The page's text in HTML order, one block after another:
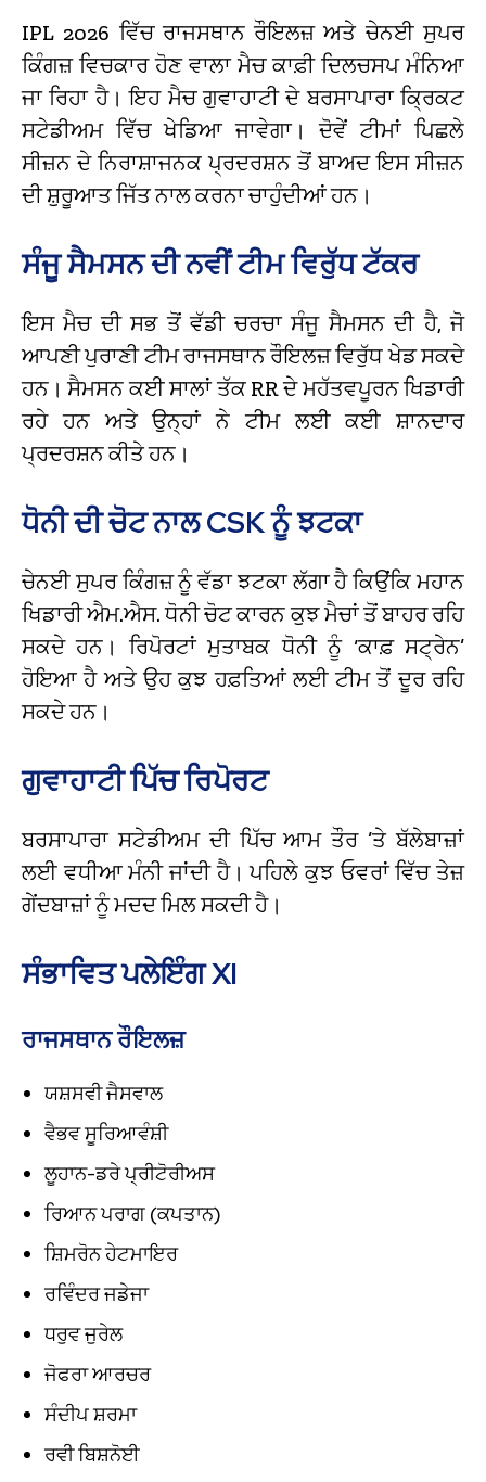
IPL 2026 ਵਿੱਚ ਰਾਜਸਥਾਨ ਰੌਇਲਜ਼ ਅਤੇ ਚੇਨਈ ਸੁਪਰ
ਕਿੰਗਜ਼ ਵਿਚਕਾਰ ਹੋਣ ਵਾਲਾ ਮੈਚ ਕਾਫ਼ੀ ਦਿਲਚਸਪ ਮੰਨਿਆ
ਜਾ ਰਿਹਾ ਹੈ। ਇਹ ਮੈਚ ਗੁਵਾਹਾਟੀ ਦੇ ਬਰਸਾਪਾਰਾ ਕ੍ਰਿਕਟ
ਸਟੇਡੀਅਮ ਵਿੱਚ ਖੇਡਿਆ ਜਾਵੇਗਾ। ਦੋਵੇਂ ਟੀਮਾਂ ਪਿਛਲੇ
ਸੀਜ਼ਨ ਦੇ ਨਿਰਾਸ਼ਾਜਨਕ ਪ੍ਰਦਰਸ਼ਨ ਤੋਂ ਬਾਅਦ ਇਸ ਸੀਜ਼ਨ
ਦੀ ਸ਼ੁਰੂਆਤ ਜਿੱਤ ਨਾਲ ਕਰਨਾ ਚਾਹੁੰਦੀਆਂ ਹਨ।
ਸੰਜੂ ਸੈਮਸਨ ਦੀ ਨਵੀਂ ਟੀਮ ਵਿਰੁੱਧ ਟੱਕਰ
ਇਸ ਮੈਚ ਦੀ ਸਭ ਤੋਂ ਵੱਡੀ ਚਰਚਾ ਸੰਜੂ ਸੈਮਸਨ ਦੀ ਹੈ, ਜੋ
ਆਪਣੀ ਪੁਰਾਣੀ ਟੀਮ ਰਾਜਸਥਾਨ ਰੌਇਲਜ਼ ਵਿਰੁੱਧ ਖੇਡ ਸਕਦੇ
ਹਨ। ਸੈਮਸਨ ਕਈ ਸਾਲਾਂ ਤੱਕ RR ਦੇ ਮਹੱਤਵਪੂਰਨ ਖਿਡਾਰੀ
ਰਹੇ ਹਨ ਅਤੇ ਉਨ੍ਹਾਂ ਨੇ ਟੀਮ ਲਈ ਕਈ ਸ਼ਾਨਦਾਰ
ਪ੍ਰਦਰਸ਼ਨ ਕੀਤੇ ਹਨ।
ਧੋਨੀ ਦੀ ਚੋਟ ਨਾਲ CSK ਨੂੰ ਝਟਕਾ
ਚੇਨਈ ਸੁਪਰ ਕਿੰਗਜ਼ ਨੂੰ ਵੱਡਾ ਝਟਕਾ ਲੱਗਾ ਹੈ ਕਿਉਂਕਿ ਮਹਾਨ
ਖਿਡਾਰੀ ਐਮ.ਐਸ. ਧੋਨੀ ਚੋਟ ਕਾਰਨ ਕੁਝ ਮੈਚਾਂ ਤੋਂ ਬਾਹਰ ਰਹਿ
ਸਕਦੇ ਹਨ। ਰਿਪੋਰਟਾਂ ਮੁਤਾਬਕ ਧੋਨੀ ਨੂੰ ‘ਕਾਫ਼ ਸਟ੍ਰੇਨ’
ਹੋਇਆ ਹੈ ਅਤੇ ਉਹ ਕੁਝ ਹਫ਼ਤਿਆਂ ਲਈ ਟੀਮ ਤੋਂ ਦੂਰ ਰਹਿ
ਸਕਦੇ ਹਨ।
ਗੁਵਾਹਾਟੀ ਪਿੱਚ ਰਿਪੋਰਟ
ਬਰਸਾਪਾਰਾ ਸਟੇਡੀਅਮ ਦੀ ਪਿੱਚ ਆਮ ਤੌਰ ’ਤੇ ਬੱਲੇਬਾਜ਼ਾਂ
ਲਈ ਵਧੀਆ ਮੰਨੀ ਜਾਂਦੀ ਹੈ। ਪਹਿਲੇ ਕੁਝ ਓਵਰਾਂ ਵਿੱਚ ਤੇਜ਼
ਗੇਂਦਬਾਜ਼ਾਂ ਨੂੰ ਮਦਦ ਮਿਲ ਸਕਦੀ ਹੈ।
ਸੰਭਾਵਿਤ ਪਲੇਇੰਗ XI
ਰਾਜਸਥਾਨ ਰੌਇਲਜ਼
ਯਸ਼ਸਵੀ ਜੈਸਵਾਲ
ਵੈਭਵ ਸੂਰਿਆਵੰਸ਼ੀ
ਲੂਹਾਨ-ਡਰੇ ਪ੍ਰੀਟੋਰੀਅਸ
ਰਿਆਨ ਪਰਾਗ (ਕਪਤਾਨ)
ਸ਼ਿਮਰੋਨ ਹੇਟਮਾਇਰ
ਰਵਿੰਦਰ ਜਡੇਜਾ
ਧਰੁਵ ਜੁਰੇਲ
ਜੋਫਰਾ ਆਰਚਰ
ਸੰਦੀਪ ਸ਼ਰਮਾ
ਰਵੀ ਬਿਸ਼ਨੋਈ